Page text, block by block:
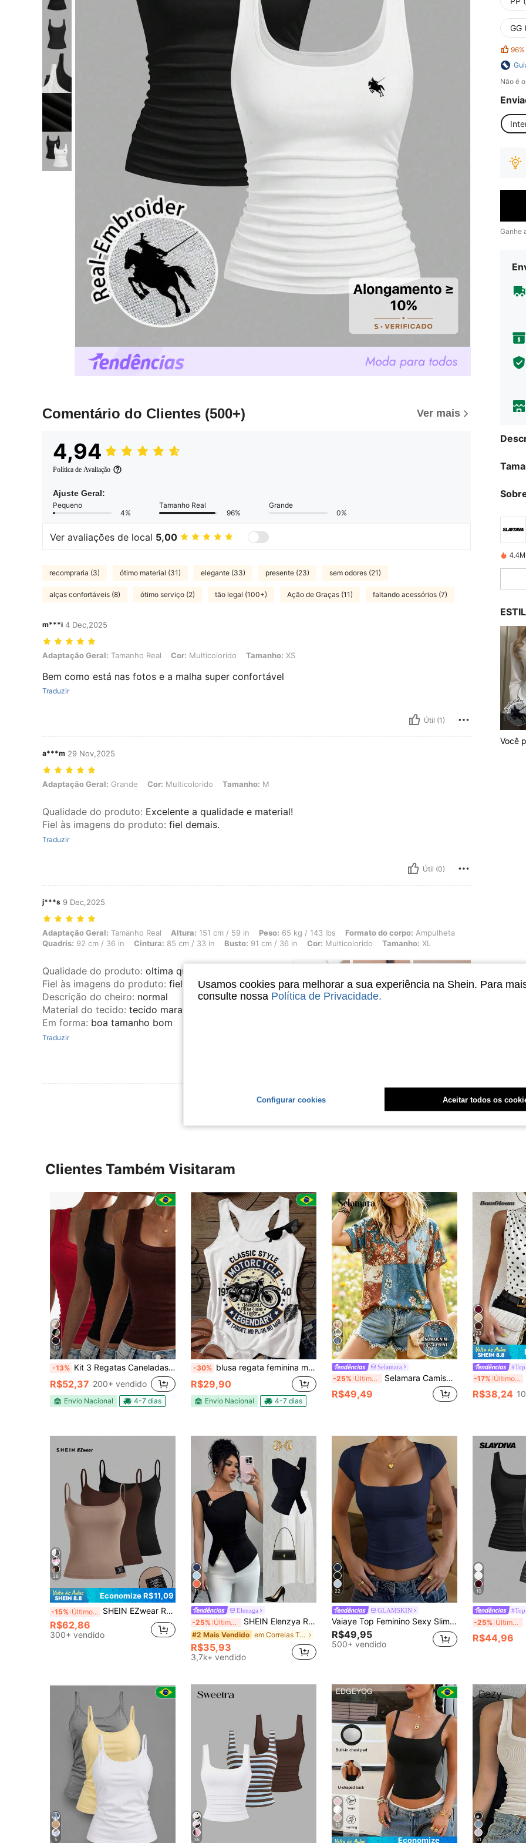
Comentário do Clientes (500+) Ver mais
4,94
Política de Avaliação
Ajuste Geral:
Pequeno
4%
Tamanho Real
96%
Grande
0%
Ver avaliações de local 5,00
recompraria (3) ótimo material (31) elegante (33) presente (23) sem odores (21)
alças confortáveis (8) ótimo serviço (2) tão legal (100+) Ação de Graças (11) faltando acessórios (7)
m***i 4 Dec,2025
Adaptação Geral: Tamanho Real, Cor: Multicolorido, Tamanho: XS
Adaptação Geral: Tamanho Real Cor: Multicolorido Tamanho: XS
Bem como está nas fotos e a malha super confortável
Traduzir
Útil (1)
a***m 29 Nov,2025
Adaptação Geral: Grande, Cor: Multicolorido, Tamanho: M
Adaptação Geral: Grande Cor: Multicolorido Tamanho: M
Qualidade do produto: Excelente a qualidade e material!
Fiel às imagens do produto: fiel demais.
Traduzir
Útil (0)
j***s 9 Dec,2025
Adaptação Geral: Tamanho Real, Altura: 151 cm / 59 in, Peso: 65 kg / 143 lbs, Formato do corpo: Ampulheta, Quadris: 92 cm / 36 in, Cintura: 85 cm
Adaptação Geral: Tamanho Real Altura: 151 cm / 59 in Peso: 65 kg / 143 lbs Formato do corpo: Ampulheta
Quadris: 92 cm / 36 in Cintura: 85 cm / 33 in Busto: 91 cm / 36 in Cor: Multicolorido Tamanho: XL
Qualidade do produto: oltima qualidade
Fiel às imagens do produto: fiel a imagen
Descrição do cheiro: normal
Material do tecido: tecido maravilhoso de poliéster
Em forma: boa tamanho bom
Traduzir
Ver Mais Avaliações
GG
96%
Não é
Ganhe
Você
Clientes Também Visitaram
10
-13% Kit 3 Regatas Caneladas Básicas Femininas em Ribana Look Casual
R$52,37 200+ vendido
Envio Nacional 4-7 dias
-30% blusa regata feminina moto vintage estilosa rock, moda despojada rústica verão plus size Casual
R$29,90
Envio Nacional 4-7 dias
18
Selamara
-25% Últimos 3 dias Selamara Camiseta de Manga Curta Casual de Verão para Férias, Estilo Boêmio, Rosa & Marrom, Floral com Falso Bordado, Decote em V
R$49,49
23
-17% Últimos 3 dias
R$38,24
26
Economize R$11,09
-15% Últimos 3 dias SHEIN EZwear Regata Cropped Feminina com Padrão Bordado Zhangzi, Sexy e Ajustada, Adequada para o Verão
R$62,86
300+ vendido
11
Elenzga
-25% Últimos 3 dias SHEIN Elenzya Regata Feminina Minimalista de Cor Sólida, Uso Diário
#2 Mais Vendido em Correias Tops, blusas e camisetas femininas
R$35,93
3,7k+ vendido
22
GLAMSKIN
Vaiaye Top Feminino Sexy Slim Fit de Tricô Listrado Primavera/Verão, Camiseta Casual de Cor Sólida com Decote Quadrado, Adequado para Férias na Praia & Uso Diário, Noite de Encontro
R$49,95
500+ vendido
10
-25% Últimos 3 dias
R$44,96
5 36
10
Economize 31
Usamos cookies para melhorar a sua experiência na Shein. Para
consulte nossa Política de Privacidade.
Configurar cookies Aceitar todos os